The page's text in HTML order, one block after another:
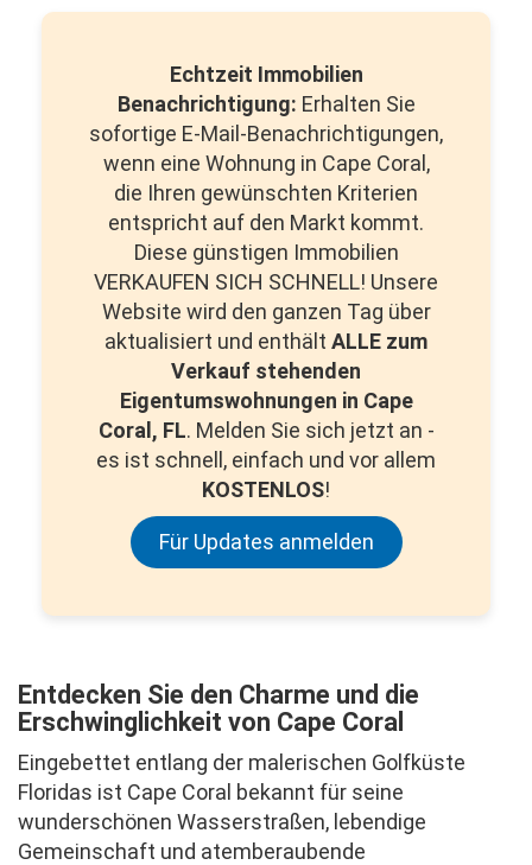
Echtzeit Immobilien
Benachrichtigung: Erhalten Sie
sofortige E-Mail-Benachrichtigungen,
wenn eine Wohnung in Cape Coral,
die Ihren gewünschten Kriterien
entspricht auf den Markt kommt.
Diese günstigen Immobilien
VERKAUFEN SICH SCHNELL! Unsere
Website wird den ganzen Tag über
aktualisiert und enthält ALLE zum
Verkauf stehenden
Eigentumswohnungen in Cape
Coral, FL. Melden Sie sich jetzt an -
es ist schnell, einfach und vor allem
KOSTENLOS!
Für Updates anmelden
Entdecken Sie den Charme und die
Erschwinglichkeit von Cape Coral
Eingebettet entlang der malerischen Golfküste
Floridas ist Cape Coral bekannt für seine
wunderschönen Wasserstraßen, lebendige
Gemeinschaft und atemberaubende